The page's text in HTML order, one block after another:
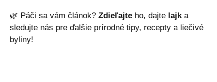
🌿 Páči sa vám článok? Zdieľajte ho, dajte lajka
sledujte nás pre ďalšie prírodné tipy, recepty a liečivé
byliny!